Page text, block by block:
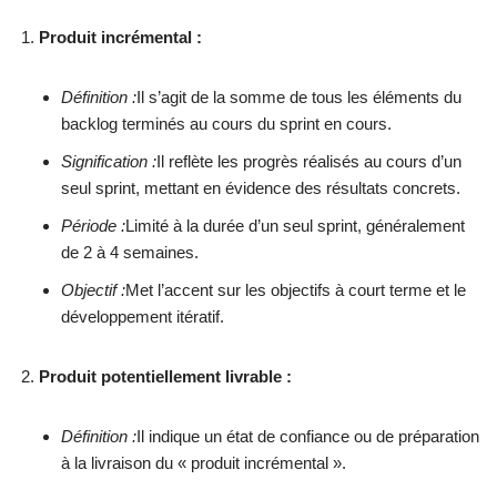
Produit incrémental :
Définition :Il s’agit de la somme de tous les éléments du
backlog terminés au cours du sprint en cours.
Signification :Il reflète les progrès réalisés au cours d’un
seul sprint, mettant en évidence des résultats concrets.
Période :Limité à la durée d’un seul sprint, généralement
de 2 à 4 semaines.
Objectif :Met l’accent sur les objectifs à court terme et le
développement itératif.
Produit potentiellement livrable :
Définition :Il indique un état de confiance ou de préparation
à la livraison du « produit incrémental ».